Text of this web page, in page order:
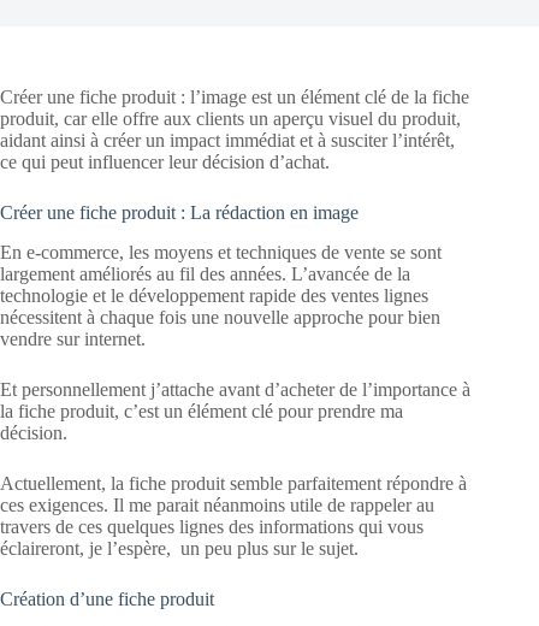
Créer une fiche produit : l’image est un élément clé de la fiche
produit, car elle offre aux clients un aperçu visuel du produit,
aidant ainsi à créer un impact immédiat et à susciter l’intérêt,
ce qui peut influencer leur décision d’achat.
Créer une fiche produit : La rédaction en image
En e-commerce, les moyens et techniques de vente se sont
largement améliorés au fil des années. L’avancée de la
technologie et le développement rapide des ventes lignes
nécessitent à chaque fois une nouvelle approche pour bien
vendre sur internet.
Et personnellement j’attache avant d’acheter de l’importance à
la fiche produit, c’est un élément clé pour prendre ma
décision.
Actuellement, la fiche produit semble parfaitement répondre à
ces exigences. Il me parait néanmoins utile de rappeler au
travers de ces quelques lignes des informations qui vous
éclaireront, je l’espère, un peu plus sur le sujet.
Création d’une fiche produit